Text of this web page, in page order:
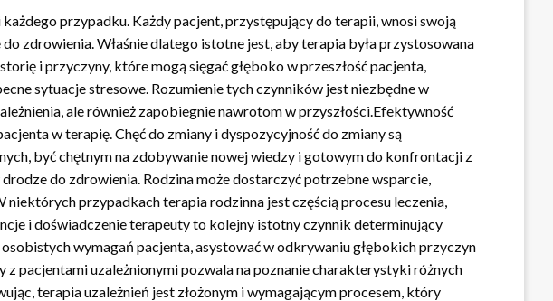
przypadku. Każdy pacjent, przystępujący do terapii, wnosi swoją
zdrowienia. Właśnie dlatego istotne jest, aby terapia była przystosowana
i przyczyny, które mogą sięgać głęboko w przeszłość pacjenta,
sytuacje stresowe. Rozumienie tych czynników jest niezbędne w
ale również zapobiegnie nawrotom w przyszłości.Efektywność
w terapię. Chęć do zmiany i dyspozycyjność do zmiany są
być chętnym na zdobywanie nowej wiedzy i gotowym do konfrontacji z
do zdrowienia. Rodzina może dostarczyć potrzebne wsparcie,
przypadkach terapia rodzinna jest częścią procesu leczenia,
i doświadczenie terapeuty to kolejny istotny czynnik determinujący
wymagań pacjenta, asystować w odkrywaniu głębokich przyczyn
pacjentami uzależnionymi pozwala na poznanie charakterystyki różnych
terapia uzależnień jest złożonym i wymagającym procesem, który